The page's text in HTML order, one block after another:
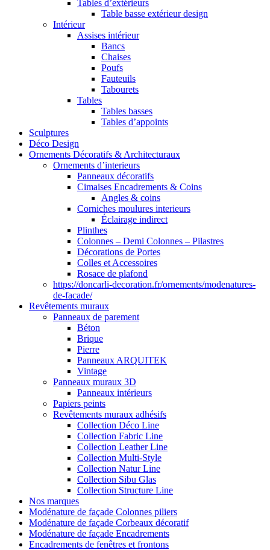
Tables d’extérieurs
Table basse extérieur design
Intérieur
Assises intérieur
Bancs
Chaises
Poufs
Fauteuils
Tabourets
Tables
Tables basses
Tables d’appoints
Sculptures
Déco Design
Ornements Décoratifs & Architecturaux
Ornements d’interieurs
Panneaux décoratifs
Cimaises Encadrements & Coins
Angles & coins
Corniches moulures interieurs
Éclairage indirect
Plinthes
Colonnes – Demi Colonnes – Pilastres
Décorations de Portes
Colles et Accessoires
Rosace de plafond
https://doncarli-decoration.fr/ornements/modenatures-
de-facade/
Revêtements muraux
Panneaux de parement
Béton
Brique
Pierre
Panneaux ARQUITEK
Vintage
Panneaux muraux 3D
Panneaux intérieurs
Papiers peints
Revêtements muraux adhésifs
Collection Déco Line
Collection Fabric Line
Collection Leather Line
Collection Multi-Style
Collection Natur Line
Collection Sibu Glas
Collection Structure Line
Nos marques
Modénature de façade Colonnes piliers
Modénature de façade Corbeaux décoratif
Modénature de façade Encadrements
Encadrements de fenêtres et frontons